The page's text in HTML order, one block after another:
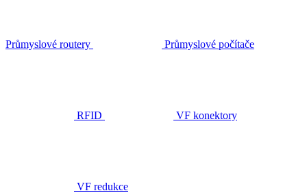
Průmyslové routery Průmyslové počítače
RFID VF konektory
VF redukce